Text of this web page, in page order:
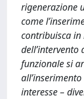
rigenerazione
come
contribuisca in
funzionale si
interesse –